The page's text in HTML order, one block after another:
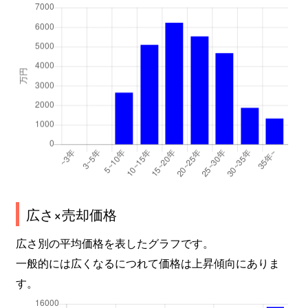
広さ×売却価格
広さ別の平均価格を表したグラフです。
一般的には広くなるにつれて価格は上昇傾向にありま
す。